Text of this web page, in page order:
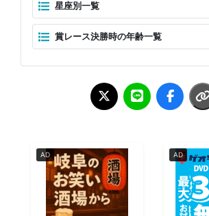
星座別一覧
賞レース決勝時の年齢一覧
AD AD